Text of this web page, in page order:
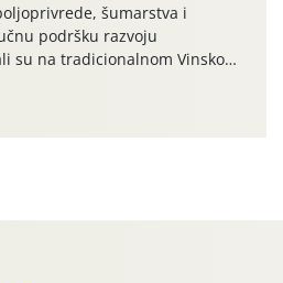
šumarstva i
podršku razvoju
su na tradicionalnom Vinskom
godine u Domu vinarske
na poluotoku Pelješcu, u